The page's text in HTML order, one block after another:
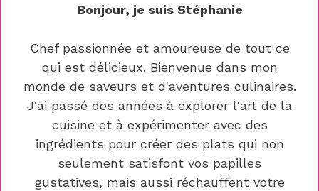
Bonjour, je suis Stéphanie
Chef passionnée et amoureuse de tout ce
qui est délicieux. Bienvenue dans mon
monde de saveurs et d'aventures culinaires.
J'ai passé des années à explorer l'art de la
cuisine et à expérimenter avec des
ingrédients pour créer des plats qui non
seulement satisfont vos papilles
gustatives, mais aussi réchauffent votre